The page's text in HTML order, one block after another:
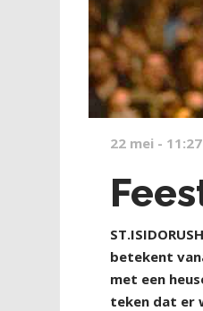
22 mei - 11:27
S
betekent
met een
teken dat er